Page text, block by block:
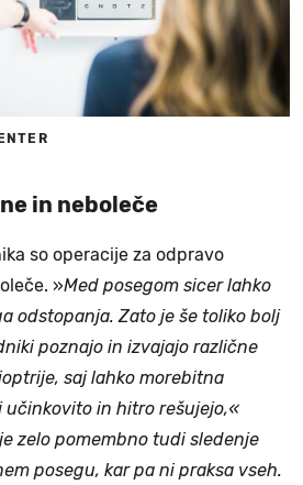
in neboleče
so operacije za odpravo
»Med posegom sicer lahko
odstopanja. Zato je še toliko bolj
poznajo in izvajajo različne
saj lahko morebitna
učinkovito in hitro rešujejo,«
zelo pomembno tudi sledenje
posegu, kar pa ni praksa vseh.